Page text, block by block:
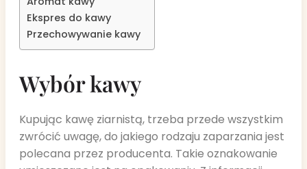
Ekspres do kawy
Przechowywanie kawy
Wybór kawy
Kupując kawę ziarnistą, trzeba przede wszystkim
zwrócić uwagę, do jakiego rodzaju zaparzania jest
polecana przez producenta. Takie oznakowanie